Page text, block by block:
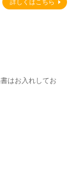
詳しくはこちら
はお入れしてお